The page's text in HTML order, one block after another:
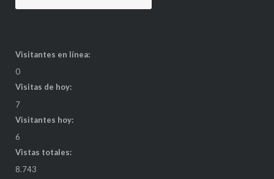
Visitantes en línea:
0
Visitas de hoy:
7
Visitantes hoy:
6
Vistas totales:
8.743